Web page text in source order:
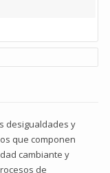
desigualdades y
que componen
cambiante y
de